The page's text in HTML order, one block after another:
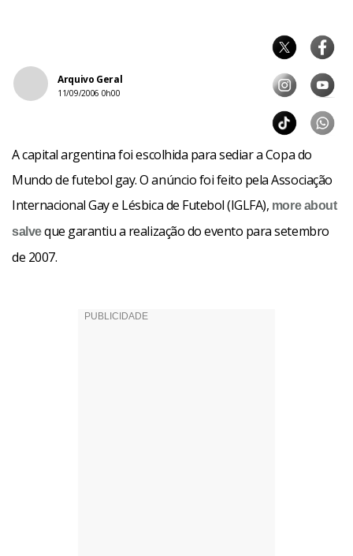
Arquivo Geral
11/09/2006 0h00
A capital argentina foi escolhida para sediar a Copa do
Mundo de futebol gay. O anúncio foi feito pela Associação
Internacional Gay e Lésbica de Futebol (IGLFA), more about
salveque garantiu a realização do evento para setembro
de 2007.